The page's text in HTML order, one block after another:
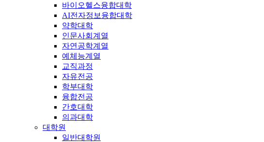
바이오헬스융합대학
AI전자정보융합대학
약학대학
인문사회계열
자연공학계열
예체능계열
교직과정
자유전공
학부대학
융합전공
간호대학
의과대학
대학원
일반대학원